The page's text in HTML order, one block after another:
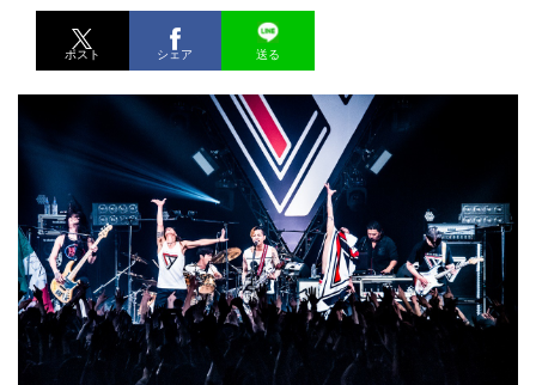
ポスト シェア 送る